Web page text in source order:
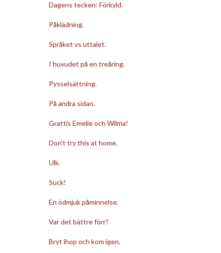
Dagens tecken: Förkyld.
Påklädning.
Språket vs uttalet.
I huvudet på en treåring.
Pysselsättning.
På andra sidan.
Grattis Emelie och Wilma!
Don't try this at home.
Ulk.
Suck!
En ödmjuk påminnelse.
Var det bättre förr?
Bryt ihop och kom igen.